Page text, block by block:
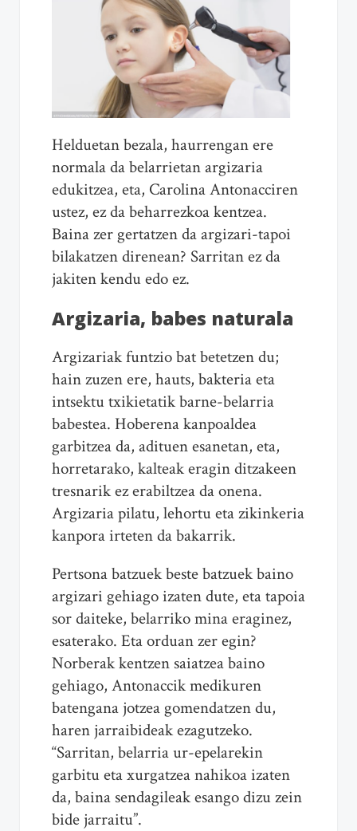
Helduetan bezala, haurrengan ere
normala da belarrietanargizaria
edukitzea, eta, Carolina Antonacciren
ustez, ez da beharrezkoa kentzea.
Baina zer gertatzen daargizari-tapoi
bilakatzen direnean? Sarritan ez da
jakiten kendu edo ez.
Argizaria, babes naturala
Argizariak funtzio bat betetzen du;
hain zuzen ere, hauts, bakteria eta
intsektu txikietatik barne-belarria
babestea. Hoberena kanpoaldea
garbitzea da, adituen esanetan, eta,
horretarako, kalteak eragin ditzakeen
tresnarik ez erabiltzea da onena.
Argizaria pilatu, lehortu eta zikinkeria
kanpora irteten da bakarrik.
Pertsona batzuek beste batzuek baino
argizari gehiago izaten dute, eta tapoia
sor daiteke, belarriko mina eraginez,
esaterako. Eta orduan zer egin?
Norberak kentzen saiatzea baino
gehiago, Antonaccik medikuren
batengana jotzea gomendatzen du,
haren jarraibideak ezagutzeko.
“Sarritan, belarria ur-epelarekin
garbitu eta xurgatzea nahikoa izaten
da, baina sendagileak esango dizu zein
bide jarraitu”.